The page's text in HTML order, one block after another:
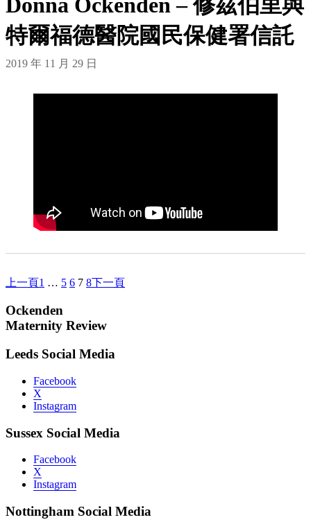
特爾福德醫院國民保健署信託
2019 年 11 月 29 日
上一頁1 … 5 6 7 8下一頁
Ockenden
Maternity Review
Leeds Social Media
Facebook
X
Instagram
Sussex Social Media
Facebook
X
Instagram
Nottingham Social Media